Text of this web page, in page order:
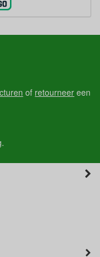
of retourneer een